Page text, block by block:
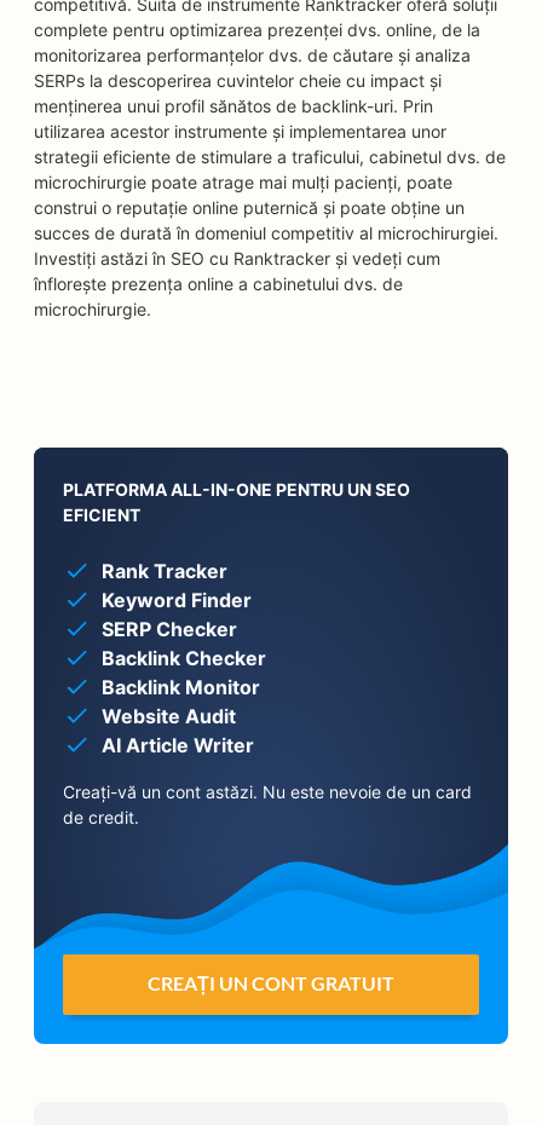
competitivă. Suita de instrumente Ranktracker oferă soluții
complete pentru optimizarea prezenței dvs. online, de la
monitorizarea performanțelor dvs. de căutare și analiza
SERPs la descoperirea cuvintelor cheie cu impact și
menținerea unui profil sănătos de backlink-uri. Prin
utilizarea acestor instrumente și implementarea unor
strategii eficiente de stimulare a traficului, cabinetul dvs. de
microchirurgie poate atrage mai mulți pacienți, poate
construi o reputație online puternică și poate obține un
succes de durată în domeniul competitiv al microchirurgiei.
Investiți astăzi în SEO cu Ranktracker și vedeți cum
înflorește prezența online a cabinetului dvs. de
microchirurgie.
PLATFORMA ALL-IN-ONE PENTRU UN SEO
EFICIENT
Rank Tracker
Keyword Finder
SERP Checker
Backlink Checker
Backlink Monitor
Website Audit
AI Article Writer
Creați-vă un cont astăzi. Nu este nevoie de un card
de credit.
CREAȚI UN CONT GRATUIT